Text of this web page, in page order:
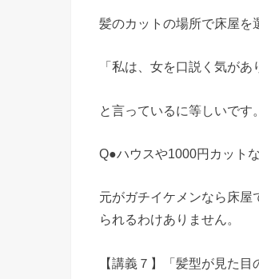
髪のカットの場所で床屋を
「私は、女を口説く気があ
と言っているに等しいです。
Q●ハウスや1000円カット
元がガチイケメンなら床
られるわけありません。
【講義７】「髪型が見た目